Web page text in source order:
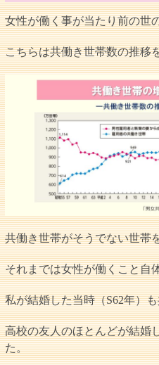
女性が働く事が当たり前の世
こちらは共働き世帯数の推移
共働き世帯がそうでない世帯
それまでは女性が働くこと自
私が結婚した当時（S62年）
高校の友人のほとんどが結婚
た。